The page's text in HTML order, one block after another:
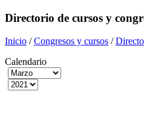
Directorio de cursos y
Inicio /Congresos y cursos /
Calendario